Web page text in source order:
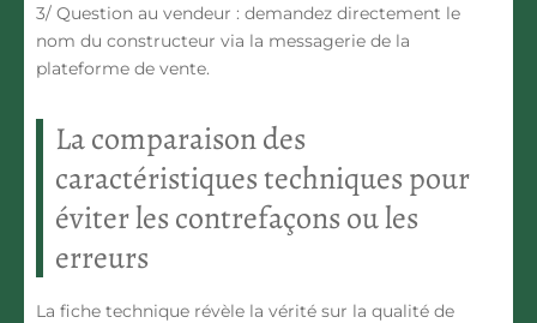
3/ Question au vendeur : demandez directement le
nom du constructeur via la messagerie de la
plateforme de vente.
La comparaison des
caractéristiques techniques pour
éviter les contrefaçons ou les
erreurs
La fiche technique révèle la vérité sur la qualité de